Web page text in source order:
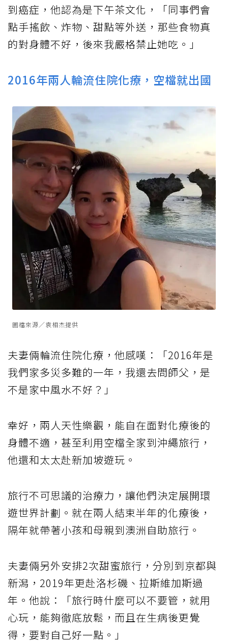
到癌症，他認為是下午茶文化，「同事們會
點手搖飲、炸物、甜點等外送，那些食物真
的對身體不好，後來我嚴格禁止她吃。」
2016年兩人輪流住院化療，空檔就出國
圖檔來源／袁相杰提供
夫妻倆輪流住院化療，他感嘆：「2016年是
我們家多災多難的一年，我還去問師父，是
不是家中風水不好？」
幸好，兩人天性樂觀，能自在面對化療後的
身體不適，甚至利用空檔全家到沖繩旅行，
他還和太太赴新加坡遊玩。
旅行不可思議的治療力，讓他們決定展開環
遊世界計劃。就在兩人結束半年的化療後，
隔年就帶著小孩和母親到澳洲自助旅行。
夫妻倆另外安排2次甜蜜旅行，分別到京都與
新潟，2019年更赴洛杉磯、拉斯維加斯過
年。他說：「旅行時什麼可以不要管，就用
心玩，能夠徹底放鬆，而且在生病後更覺
得，要對自己好一點。」